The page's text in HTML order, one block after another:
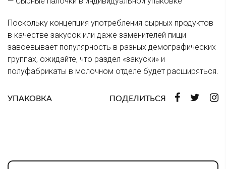
Поскольку концепция употребления сырных продуктов
в качестве закусок или даже заменителей пищи
завоевывает популярность в разных демографических
группах, ожидайте, что раздел «закуски» и
полуфабрикаты в молочном отделе будет расширяться.
УПАКОВКА ПОДЕЛИТЬСЯ